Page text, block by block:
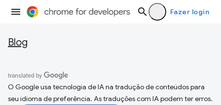
Fazer login
Blog
O Google usa tecnologia de IA na tradução de conteúdos para
seu idioma de preferência. As traduções com IA podem ter erros.